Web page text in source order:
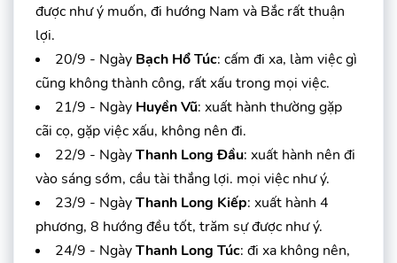
được như ý muốn, đi hướng Nam và Bắc rất thuận
lợi.
20/9 - Ngày Bạch Hổ Túc: cấm đi xa, làm việc gì
cũng không thành công, rất xấu trong mọi việc.
21/9 - Ngày Huyền Vũ: xuất hành thường gặp
cãi cọ, gặp việc xấu, không nên đi.
22/9 - NgàyThanh Long Đầu: xuất hành nên đi
vào sáng sớm, cầu tài thắng lợi. mọi việc như ý.
23/9 - NgàyThanh Long Kiếp: xuất hành 4
phương, 8 hướng đều tốt, trăm sự được như ý.
24/9 - NgàyThanh Long Túc: đi xa không nên,